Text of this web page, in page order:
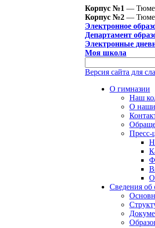
Корпус №1 —
Корпус №2 —
Электронное
Департамент
Электронные
Моя школа
Версия сайта для
О гимназии
Наш
О
Пресс-
Сведения об